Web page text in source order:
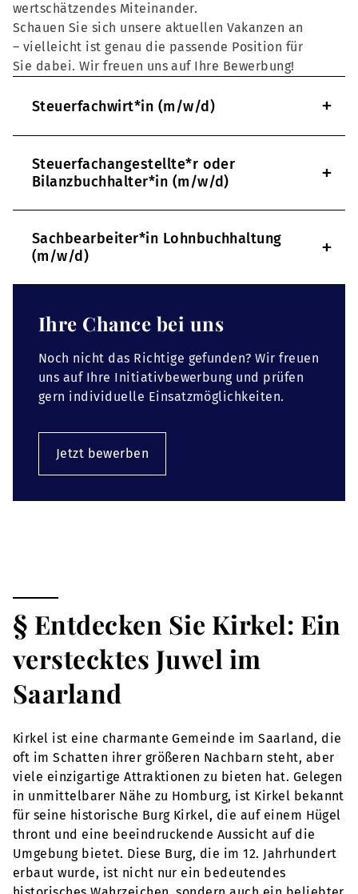
wertschätzendes Miteinander.
Schauen Sie sich unsere aktuellen Vakanzen an
– vielleicht ist genau die passende Position für
Sie dabei. Wir freuen uns auf Ihre Bewerbung!
Steuerfachwirt*in (m/w/d) +
Steuerfachangestellte*r oder
Bilanzbuchhalter*in (m/w/d)
+
Sachbearbeiter*in Lohnbuchhaltung
(m/w/d)
+
Ihre Chance bei uns
Noch nicht das Richtige gefunden? Wir freuen
uns auf Ihre Initiativbewerbung und prüfen
gern individuelle Einsatzmöglichkeiten.
Jetzt bewerben
§ Entdecken Sie Kirkel: Ein
verstecktes Juwel im
Saarland
Kirkel ist eine charmante Gemeinde im Saarland, die
oft im Schatten ihrer größeren Nachbarn steht, aber
viele einzigartige Attraktionen zu bieten hat. Gelegen
in unmittelbarer Nähe zu Homburg, ist Kirkel bekannt
für seine historische Burg Kirkel, die auf einem Hügel
thront und eine beeindruckende Aussicht auf die
Umgebung bietet. Diese Burg, die im 12. Jahrhundert
erbaut wurde, ist nicht nur ein bedeutendes